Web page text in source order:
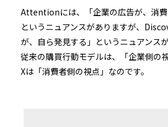
Attentionには、「企業の広告が、消費
というニュアンスがありますが、
が、自ら発見する」というニュアンス
従来の購買行動モデルは、「企業側の
Xは「消費者側の視点」なのです。